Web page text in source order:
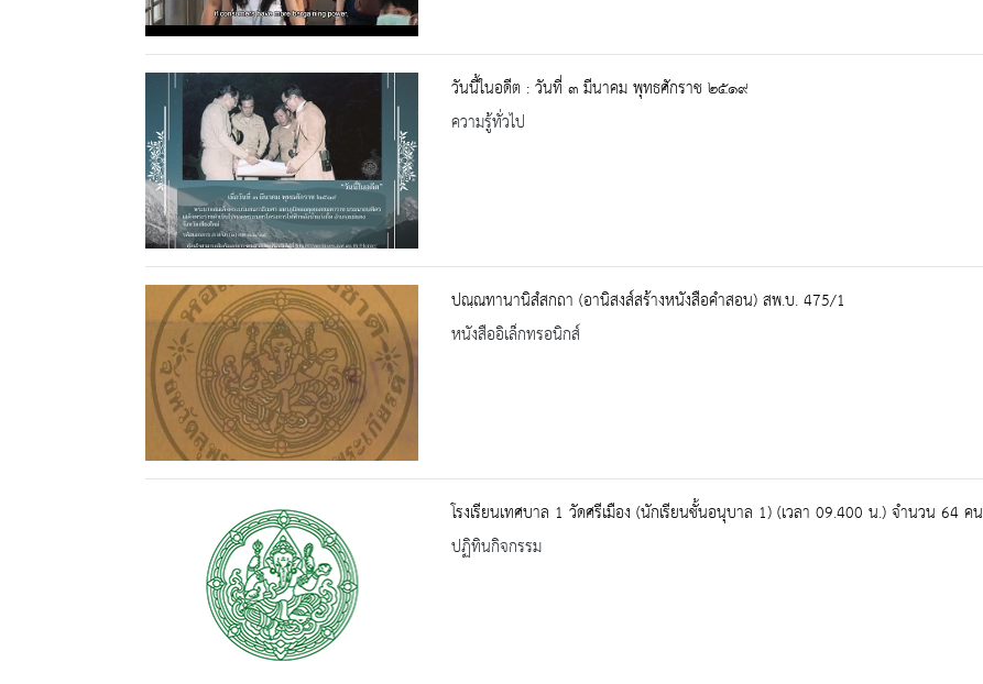
วันนี้ในอดีต : วันที่ ๓ มีนาคม พุทธศักราช ๒๕๑๙
ความรู้ทั่วไป
ปณฺณทานานิสํสกถา (อานิสงส์สร้างหนังสือคำสอน) สพ.บ. 475/1
หนังสืออิเล็กทรอนิกส์
โรงเรียนเทศบาล 1 วัดศรีเมือง (นักเรียนชั้นอนุบาล 1) (เวลา 09.400 น.) จำนวน 64 คน
ปฏิทินกิจกรรม